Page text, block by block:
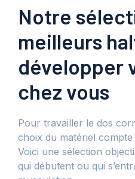
Notre
meilleurs
développer
chez vous
Pour travailler le dos
choix du matériel
Voici une sélection
qui débutent ou qui